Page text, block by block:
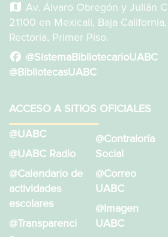
Av. Álvaro Obregón y Julián
21100 en Mexicali, Baja
Rectoría, Primer Piso.
@SistemaBibliotecarioUABC
@BibliotecasUABC
ACCESO A SITIOS OFICIALES
@UABC
@UABC Radio
@Calendario de
actividades
escolares
@Transparenci
@Contraloría
Social
@Correo
UABC
@Imagen
UABC